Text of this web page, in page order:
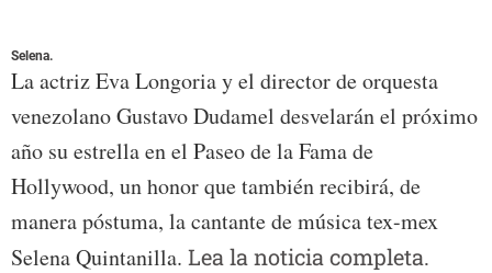
Selena.
La actriz Eva Longoria y el director de orquesta
venezolano Gustavo Dudamel desvelarán el próximo
año su estrella en el Paseo de la Fama de
Hollywood, un honor que también recibirá, de
manera póstuma, la cantante de música tex-mex
Selena Quintanilla. Lea la noticia completa.